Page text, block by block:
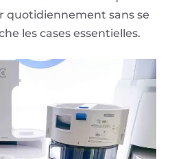
quotidiennement sans se
les cases essentielles.